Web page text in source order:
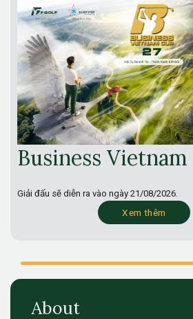
Business Vietnam
Giải đấu sẽ diễn ra vào ngày 21/08/2026.
Xem thêm
About